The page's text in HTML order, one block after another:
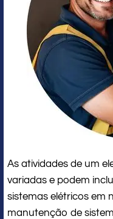
As atividades de um
variadas e podem
sistemas elétricos em
manutenção de